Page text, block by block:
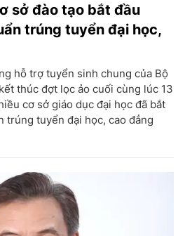
sở đào tạo bắt đầu
trúng tuyển đại học,
hỗ trợ tuyển sinh chung của Bộ
thúc đợt lọc ảo cuối cùng lúc 13
cơ sở giáo dục đại học đã bắt
trúng tuyển đại học, cao đẳng